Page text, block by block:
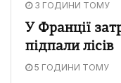
3 ГОДИНИ ТОМУ
У Франції
підпали лісів
5 ГОДИНИ ТОМУ